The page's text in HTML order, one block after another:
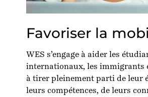
Favoriser la
WES s’engage à aider les
internationaux, les immigrants
à tirer pleinement parti de leur
leurs compétences, de leurs